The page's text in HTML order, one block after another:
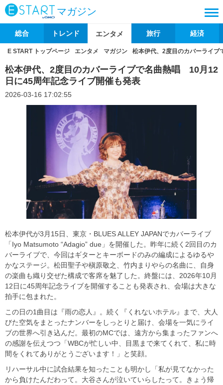
マガジン
総合 トレンド エンタメ 旅行 経済
E START トップページ エンタメ マガジン 松本伊代、2度目のカバーライ
松本伊代、2度目のカバーライブで名曲熱唱 10月12
日に45周年記念ライブ開催も発表
2026-03-16 17:02:55
松本伊代が3月15日、東京・BLUES ALLEY JAPANでカバーライブ
「Iyo Matsumoto “Adagio” due」を開催した。昨年に続く2回目のカ
バーライブで、今回はギターとキーボードのみの編成によるゆるや
かなステージ。松田聖子や槇原敬之、竹内まりやらの名曲に、自身
の楽曲も織り交ぜた構成で客席を魅了した。終盤には、2026年10月
12日に45周年記念ライブを開催することも発表され、会場は大きな
拍手に包まれた。
この日の1曲目は『雨の恋人』。続く『くれないホテル』まで、大人
びた空気をまとったナンバーをしっとりと届け、会場を一気にライ
ブの世界へ引き込んだ。最初のMCでは、遠方から集まったファンへ
の感謝を伝えつつ「WBCが忙しい中、目黒まで来てくれて、私に時
間をくれてありがとうございます！」と笑顔。
リハーサル中に試合結果を知ったことも明かし「私が見てなかった
から負けたんだわって。大谷さんが泣いていらしたって。きょう帰